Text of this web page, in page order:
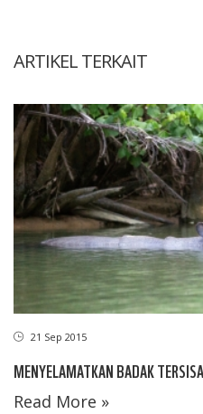
ARTIKEL TERKAIT
21 Sep 2015
MENYELAMATKAN BADAK
Read More »